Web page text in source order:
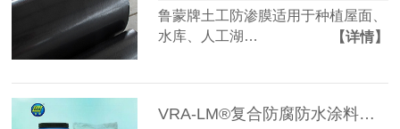
鲁蒙牌土工防渗膜适用于种植屋面、
水库、人工湖…
【详情】
VRA-LM®复合防腐防水涂料是污水处理厂混凝土结构防腐防水好选择